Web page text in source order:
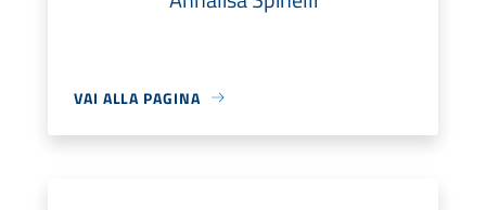
VAI ALLA PAGINA